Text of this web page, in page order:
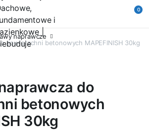
0
naprawcze
powierzchni betonowych MAPEFINISH 30kg
do
betonowych
30kg